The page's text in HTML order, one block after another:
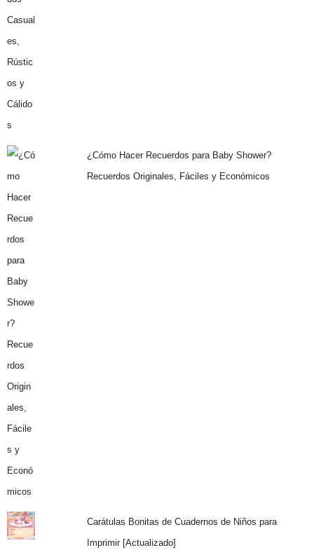
¿Cómo Hacer Recuerdos para Baby Shower?
Recuerdos Originales, Fáciles y Económicos
Carátulas Bonitas de Cuadernos de Niños para
Imprimir [Actualizado]